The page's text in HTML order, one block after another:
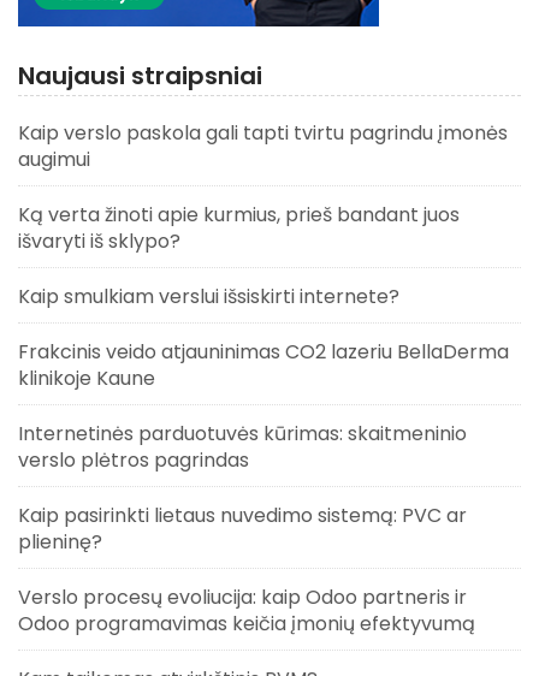
Naujausi straipsniai
Kaip verslo paskola gali tapti tvirtu pagrindu įmonės
augimui
Ką verta žinoti apie kurmius, prieš bandant juos
išvaryti iš sklypo?
Kaip smulkiam verslui išsiskirti internete?
Frakcinis veido atjauninimas CO2 lazeriu BellaDerma
klinikoje Kaune
Internetinės parduotuvės kūrimas: skaitmeninio
verslo plėtros pagrindas
Kaip pasirinkti lietaus nuvedimo sistemą: PVC ar
plieninę?
Verslo procesų evoliucija: kaip Odoo partneris ir
Odoo programavimas keičia įmonių efektyvumą